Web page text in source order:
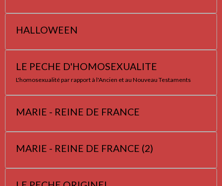
HALLOWEEN
LE PECHE D'HOMOSEXUALITE
L'homosexualité par rapport à l'Ancien et au Nouveau Testaments
MARIE - REINE DE FRANCE
MARIE - REINE DE FRANCE (2)